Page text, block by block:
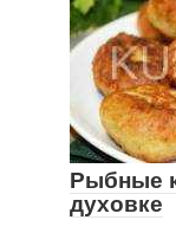
Рыбные
духовке